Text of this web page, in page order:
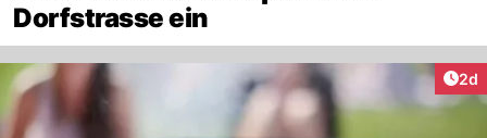
Dorfstrasse ein
2d